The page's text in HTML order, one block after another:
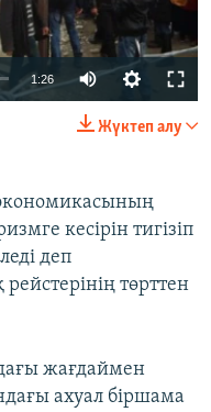
1:26
Жүктеп алу
кесірін тигізіп
деп
төрттен
жағдаймен
ахуал біршама